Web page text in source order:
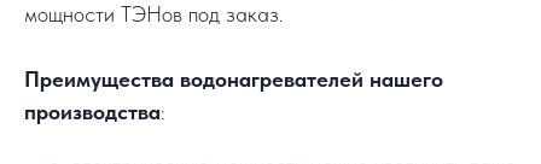
мощности ТЭНов под заказ.
Преимущества водонагревателей нашего
производства: